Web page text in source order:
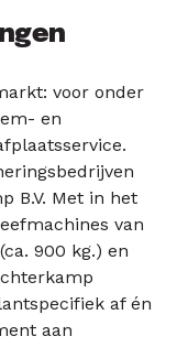
voor onder
en
B.V. Met in het
van
900 kg.) en
af én
aan